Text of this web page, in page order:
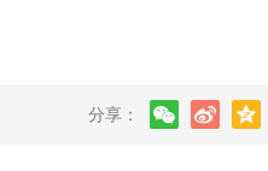
分享：